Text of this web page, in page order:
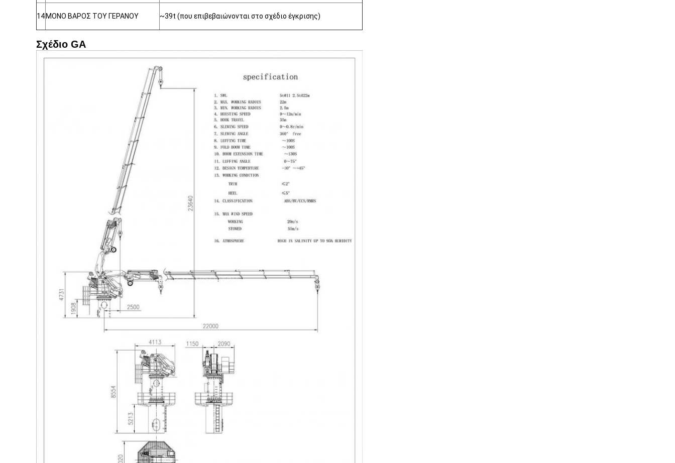
14 ΜΟΝΟ ΒΑΡΟΣ ΤΟΥ ΓΕΡΑΝΟΥ ~39t (που επιβεβαιώνονται στο σχέδιο έγκρισης)
Σχέδιο GA